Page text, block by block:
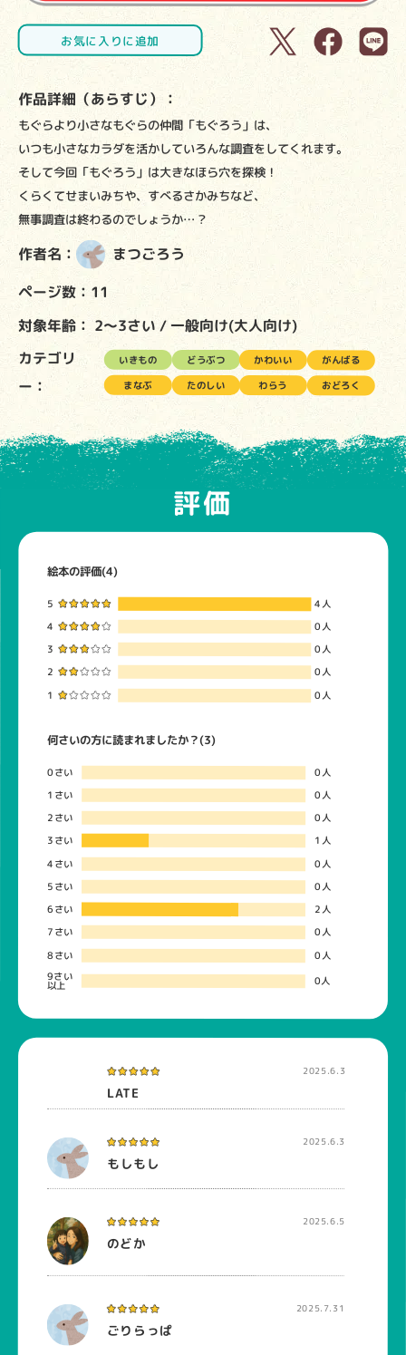
お気に入りに追加
作品詳細（あらすじ）：
もぐらより小さなもぐらの仲間「もぐろう」は、
いつも小さなカラダを活かしていろんな調査をしてくれます。
そして今回「もぐろう」は大きなほら穴を探検！
くらくてせまいみちや、すべるさかみちなど、
無事調査は終わるのでしょうか…？
作者名： まつごろう
ページ数：11
対象年齢： 2～3さい 一般向け(大人向け)
カテゴリ
ー：
いきもの どうぶつ かわいい がんばる
まなぶ たのしい わらう おどろく
評価
絵本の評価(4)
5 4人
4 0人
3 0人
2 0人
1 0人
何さいの方に読まれましたか？(3)
0さい 0人
1さい 0人
2さい 0人
3さい 1人
4さい 0人
5さい 0人
6さい 2人
7さい 0人
8さい 0人
9さい
以上 0人
2025.6.3
LATE
2025.6.3
もしもし
2025.6.5
のどか
2025.7.31
ごりらっぱ